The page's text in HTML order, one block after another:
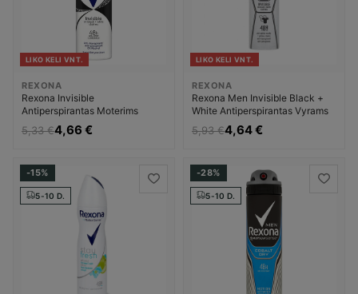
LIKO KELI VNT.
REXONA
Rexona Invisible
Antiperspirantas Moterims
5,33 €4,66 €
LIKO KELI VNT.
REXONA
Rexona Men Invisible Black +
White Antiperspirantas Vyrams
5,93 €4,64 €
-15%
5-10 D.
-28%
5-10 D.